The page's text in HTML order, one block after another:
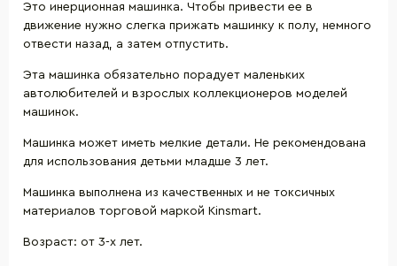
Это инерционная машинка. Чтобы привести ее в
движение нужно слегка прижать машинку к полу, немного
отвести назад, а затем отпустить.
Эта машинка обязательно порадует маленьких
автолюбителей и взрослых коллекционеров моделей
машинок.
Машинка может иметь мелкие детали. Не рекомендована
для использования детьми младше 3 лет.
Машинка выполнена из качественных и не токсичных
материалов торговой маркой Kinsmart.
Возраст: от 3-х лет.